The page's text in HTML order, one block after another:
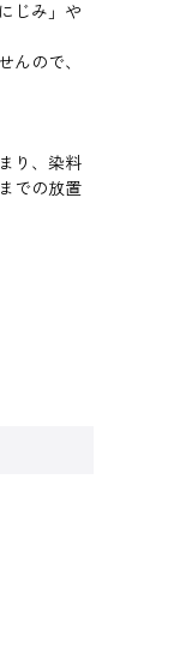
じみ」や
ので、
り、染料
での放置